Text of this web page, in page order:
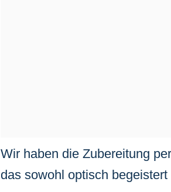
Wir haben die Zubereitung
das sowohl optisch